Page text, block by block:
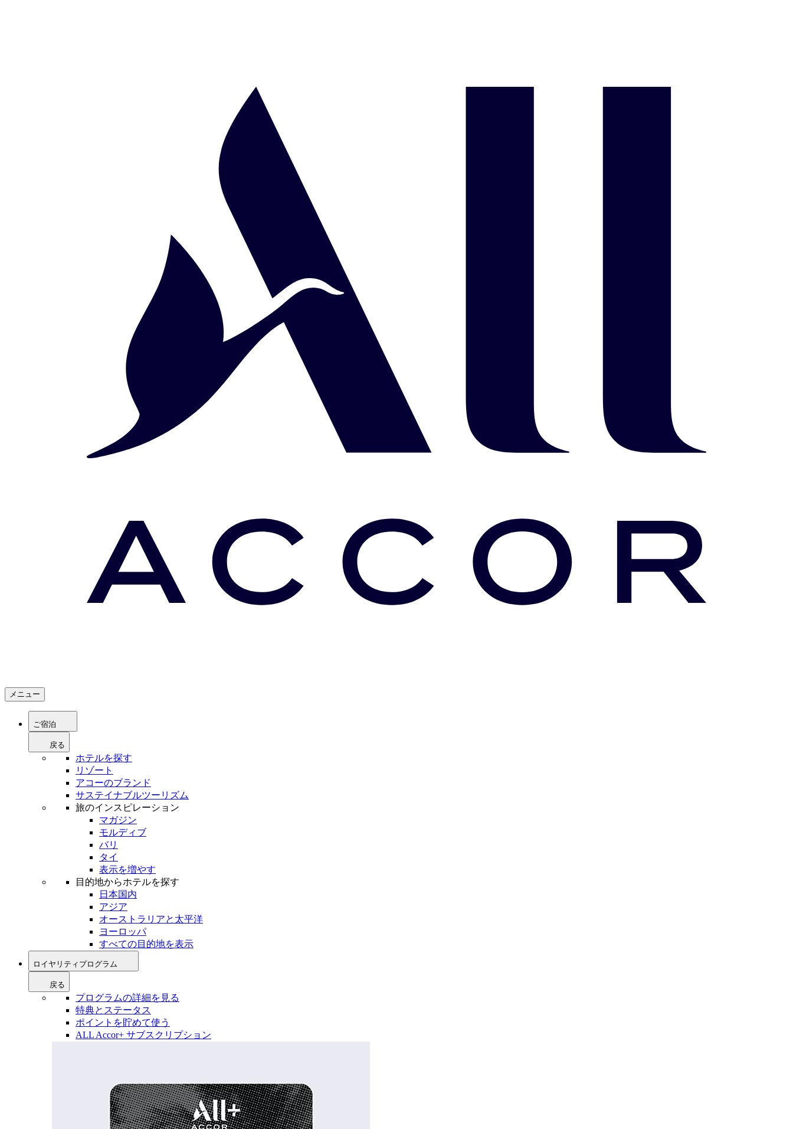
メニュー
ご宿泊
戻る
ホテルを探す
リゾート
アコーのブランド
サステイナブルツーリズム
旅のインスピレーション
マガジン
モルディブ
バリ
タイ
表示を増やす
目的地からホテルを探す
日本国内
アジア
オーストラリアと太平洋
ヨーロッパ
すべての目的地を表示
ロイヤリティプログラム
戻る
プログラムの詳細を見る
特典とステータス
ポイントを貯めて使う
ALL Accor+ サブスクリプション